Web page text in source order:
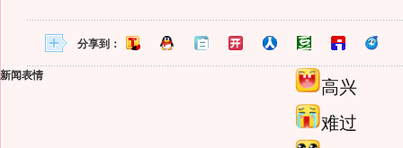
分享到：
新闻表情
高兴
难过